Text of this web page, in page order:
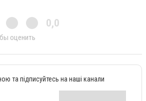
0,0
оценить
та підписуйтесь на наші канали